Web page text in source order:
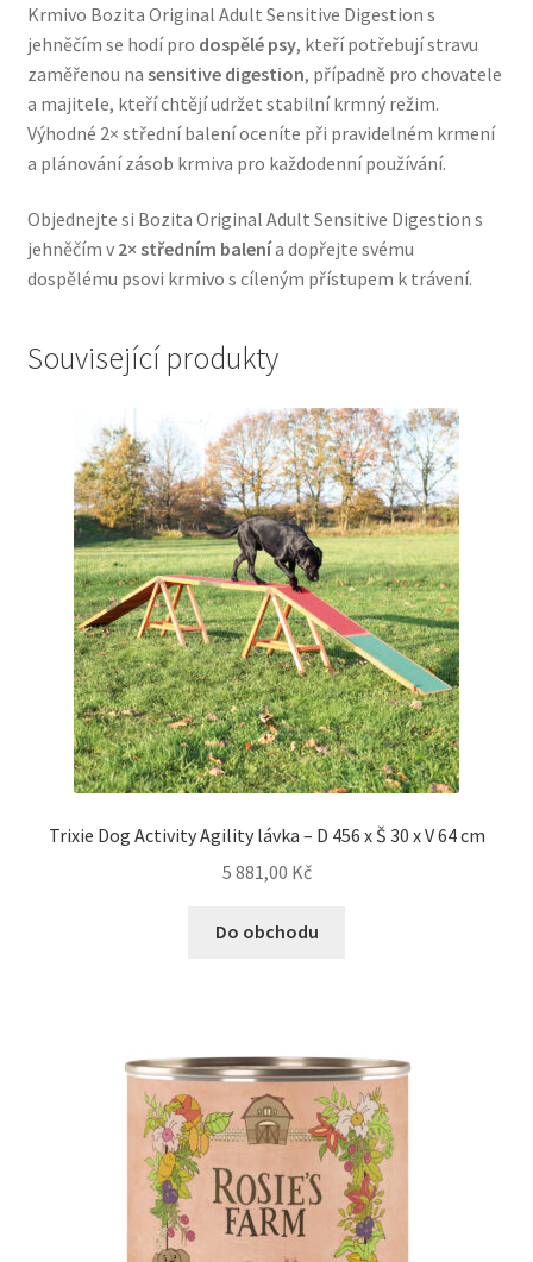
Krmivo Bozita Original Adult Sensitive Digestion s
jehněčím se hodí pro dospělé psy, kteří potřebují stravu
zaměřenou na sensitive digestion, případně pro chovatele
a majitele, kteří chtějí udržet stabilní krmný režim.
Výhodné 2× střední balení oceníte při pravidelném krmení
a plánování zásob krmiva pro každodenní používání.
Objednejte si Bozita Original Adult Sensitive Digestion s
jehněčím v 2× středním balenía dopřejte svému
dospělému psovi krmivo s cíleným přístupem k trávení.
Související produkty
Trixie Dog Activity Agility lávka – D 456 x Š 30 x V 64 cm
5 881,00 Kč
Do obchodu